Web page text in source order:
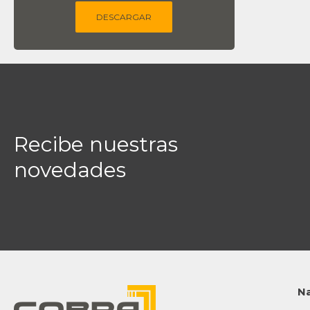
DESCARGAR
Recibe nuestras
novedades